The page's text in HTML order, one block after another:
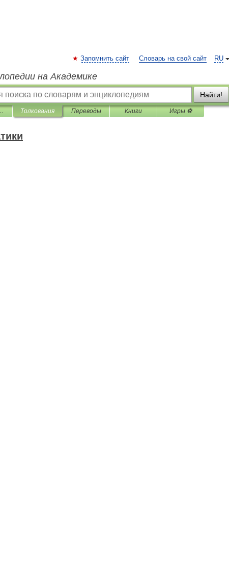
RU
Запомнить сайт Словарь на свой сайт
на Академике
Найти!
Толкования Переводы Книги Игры ⚽